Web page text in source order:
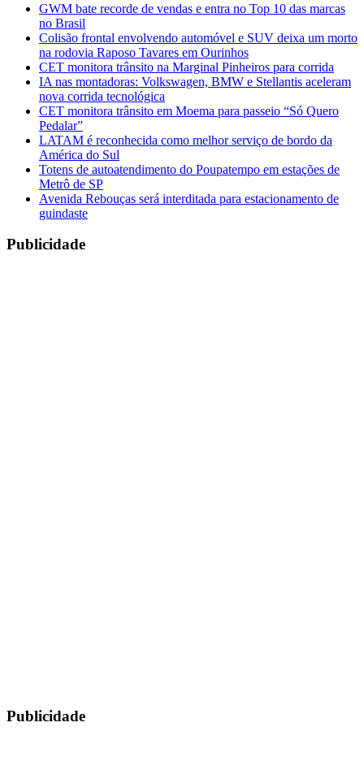
GWM bate recorde de vendas e entra no Top 10 das marcas
no Brasil
Colisão frontal envolvendo automóvel e SUV deixa um morto
na rodovia Raposo Tavares em Ourinhos
CET monitora trânsito na Marginal Pinheiros para corrida
IA nas montadoras: Volkswagen, BMW e Stellantis aceleram
nova corrida tecnológica
CET monitora trânsito em Moema para passeio “Só Quero
Pedalar”
LATAM é reconhecida como melhor serviço de bordo da
América do Sul
Totens de autoatendimento do Poupatempo em estações de
Metrô de SP
Avenida Rebouças será interditada para estacionamento de
guindaste
Publicidade
Publicidade